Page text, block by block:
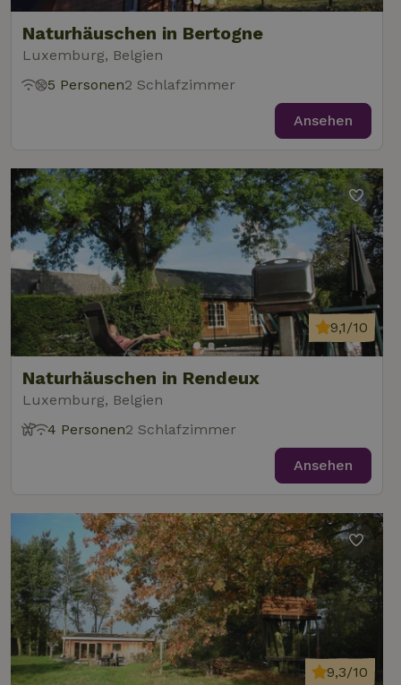
Naturhäuschen in Bertogne
Luxemburg, Belgien
5 Personen2 Schlafzimmer
Ansehen
Naturhäuschen in Rendeux
Luxemburg, Belgien
9,1/10
4 Personen2 Schlafzimmer
Ansehen
9,3/10